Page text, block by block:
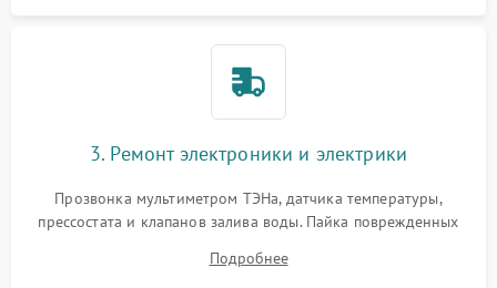
3. Ремонт электроники и электрики
Прозвонка мультиметром ТЭНа, датчика температуры,
прессостата и клапанов залива воды. Пайка поврежденных
Восстановление целостности проводки и контактов.
Подробнее